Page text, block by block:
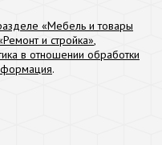
«Мебель и товары
и стройка»,
в отношении обработки
.